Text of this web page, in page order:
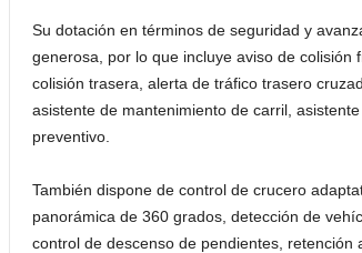
Su dotación en términos de seguridad y
generosa, por lo que incluye aviso de
colisión trasera, alerta de tráfico trasero
asistente de mantenimiento de carril,
preventivo.
También dispone de control de crucero
panorámica de 360 grados, detección de
control de descenso de pendientes,